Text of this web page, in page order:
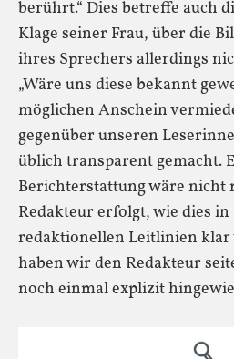
berührt.“ Dies betreffe auch
Klage seiner Frau, über die
ihres Sprechers allerdings
„Wäre uns diese bekannt
möglichen Anschein
gegenüber unseren
üblich transparent gemacht.
Berichterstattung wäre nicht
Redakteur erfolgt, wie dies
redaktionellen Leitlinien
haben wir den Redakteur
noch einmal explizit